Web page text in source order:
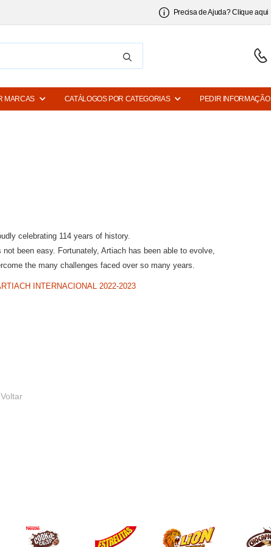
Precisa de Ajuda? Clique aqui
MARCAS CATÁLOGOS POR CATEGORIAS PEDIR INFORMAÇÃO
celebrating 114 years of history.
been easy. Fortunately, Artiach has been able to evolve,
the many challenges faced over so many years.
INTERNACIONAL 2022-2023